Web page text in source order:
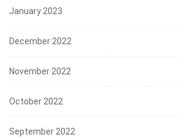
January 2023
December 2022
November 2022
October 2022
September 2022